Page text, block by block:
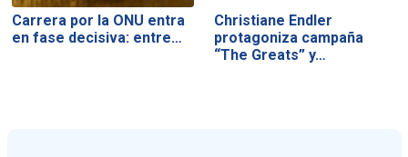
Carrera por la ONU entra
en fase decisiva: entre…
Christiane Endler
protagoniza campaña
“The Greats” y…